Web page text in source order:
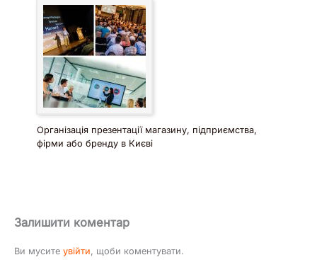
Організація презентації магазину, підприємства,
фірми або бренду в Києві
Залишити коментар
Ви мусите увійти, щоби коментувати.